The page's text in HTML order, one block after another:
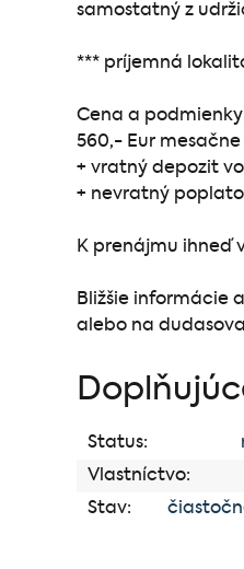
samostatný z
*** príjemná
Cena a
560,- Eur
+ vratný depozit
+ nevratný
K prenájmu ihneď
Bližšie informácie
alebo na
Status:
Vlastníctvo:
Stav: